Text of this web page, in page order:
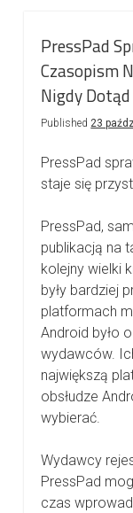
PressPad
Czasopism
Nigdy Dotąd
Published23
PressPad
staje się
PressPad,
publikacją na
kolejny wielki
były bardziej
platformach
Android było
wydawców.
największą
obsłudze
wybierać.
Wydawcy
PressPad
czas